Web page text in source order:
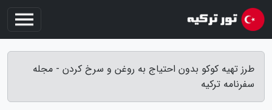
طرز تهیه کوکو بدون احتیاج به روغن و سرخ کردن - مجله
سفرنامه ترکیه